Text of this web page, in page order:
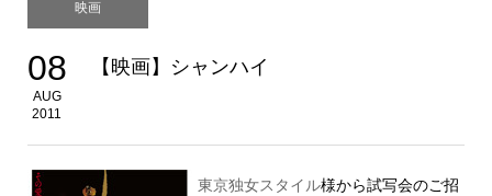
映画
08
AUG
2011
【映画】シャンハイ
東京独女スタイル様から試写会のご招